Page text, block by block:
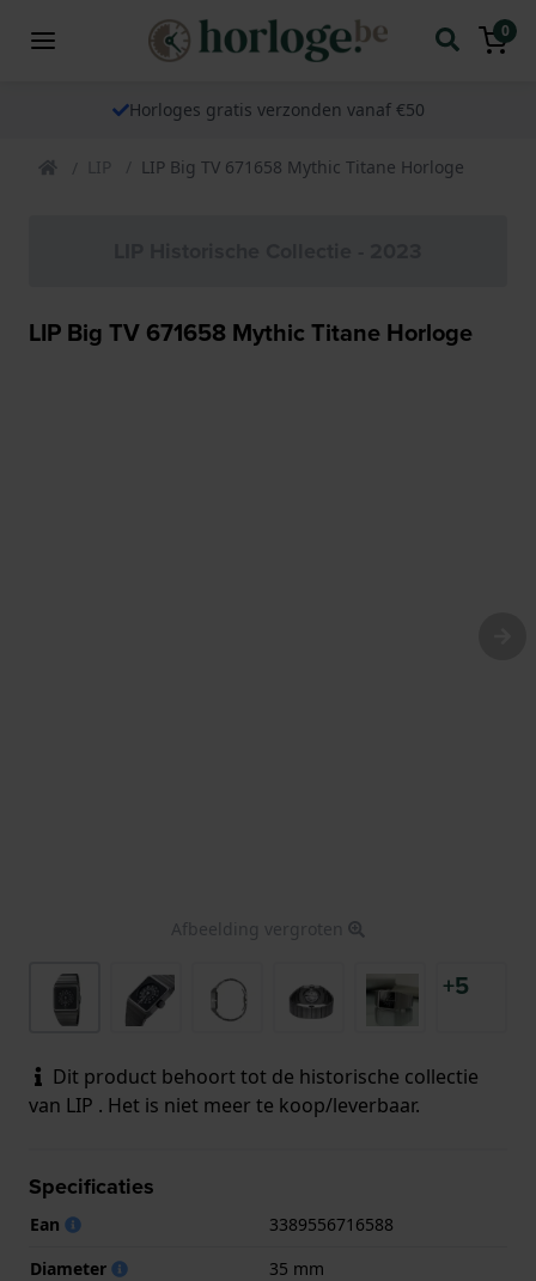
0
Horloges gratis verzonden vanaf €50
LIP LIP Big TV 671658 Mythic Titane Horloge
LIP Big TV 671658 Mythic Titane Horloge
Afbeelding vergroten
+5
Dit product behoort tot de historische collectie
van LIP . Het is niet meer te koop/leverbaar.
Specificaties
Ean
3389556716588
Diameter
35 mm